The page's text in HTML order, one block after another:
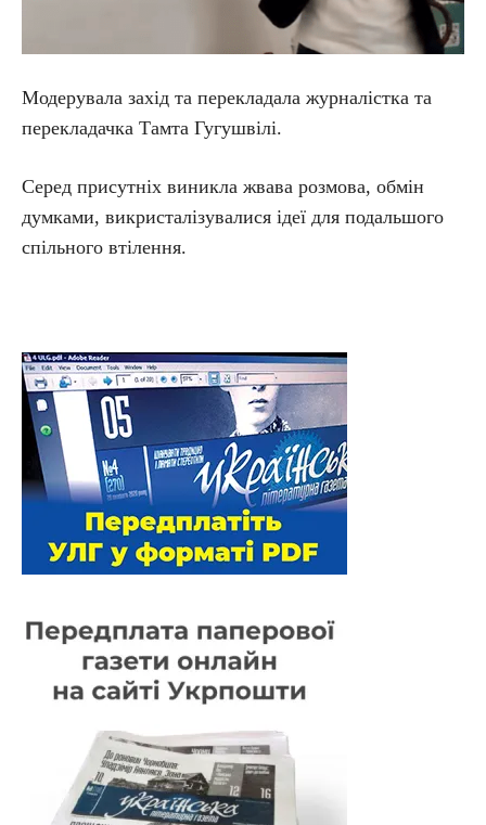
Модерувала захід та перекладала журналістка та
перекладачка Тамта Гугушвілі.
Серед присутніх виникла жвава розмова, обмін
думками, викристалізувалися ідеї для подальшого
спільного втілення.